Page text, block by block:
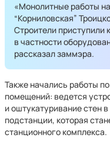
«Монолитные работы
“Корниловская”
Строители приступили
в частности
рассказал заммэра.
Также начались работы
помещений: ведется
и оштукатуривание стен
подстанции, которая
станционного комплекса.